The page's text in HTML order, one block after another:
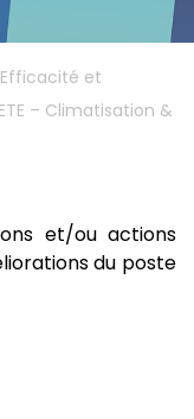
Efficacité et
ETE – Climatisation &
et/ou actions
du poste